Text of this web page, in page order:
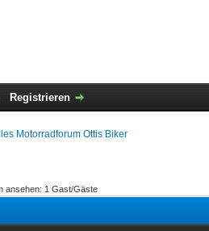
Registrieren
Motorradforum Ottis Biker
ansehen: 1 Gast/Gäste